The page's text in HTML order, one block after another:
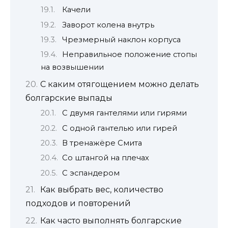
Качели
Заворот колена внутрь
Чрезмерный наклон корпуса
Неправильное положение стопы
на возвышении
С каким отягощением можно делать
болгарские выпады
С двумя гантелями или гирями
С одной гантелью или гирей
В тренажёре Смита
Со штангой на плечах
С эспандером
Как выбрать вес, количество
подходов и повторений
Как часто выполнять болгарские